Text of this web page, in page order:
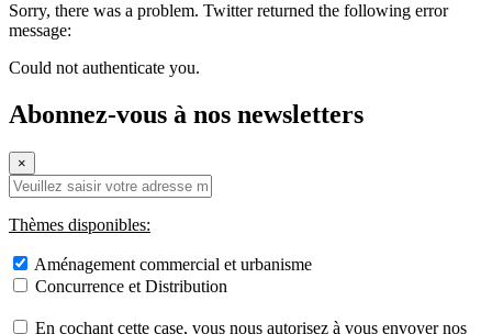
Sorry, there was a problem. Twitter returned the following error
message:
Could not authenticate you.
Abonnez-vous à nos newsletters
×
Thèmes disponibles:
Aménagement commercial et urbanisme
Concurrence et Distribution
En cochant cette case, vous nous autorisez à vous envoyer nos